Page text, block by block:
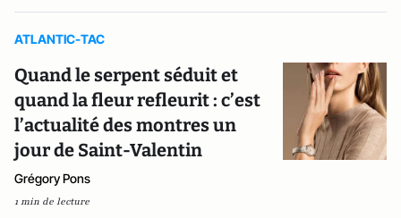
ATLANTIC-TAC
Quand le serpent séduit et
quand la fleur refleurit : c’est
l’actualité des montres un
jour de Saint-Valentin
Grégory Pons
1 min de lecture